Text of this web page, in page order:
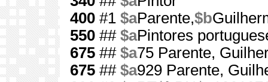
400 #1 $aParente,$b
550 ## $aPintores
675 ## $a75 Parente,
675 ## $a929 Parente,